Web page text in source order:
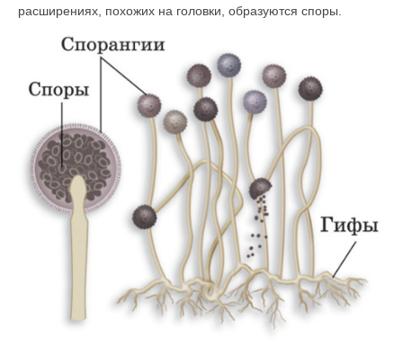
расширениях, похожих на головки, образуются споры.